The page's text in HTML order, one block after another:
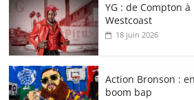
YG : de Compton
Westcoast
18 juin 2026
Action Bronson :
boom bap